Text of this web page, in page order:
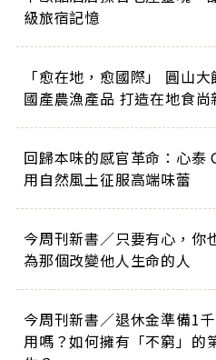
級旅宿記憶
「愈在地，愈國際」 圓山
國產農漁產品 打造在地食尚
回歸本味的感官革命：心泰
用自然風土征服高端味蕾
今周刊新書／只要有心，你
為那個改變他人生命的人
今周刊新書／退休金準備1
用嗎？如何擁有「不窮」的